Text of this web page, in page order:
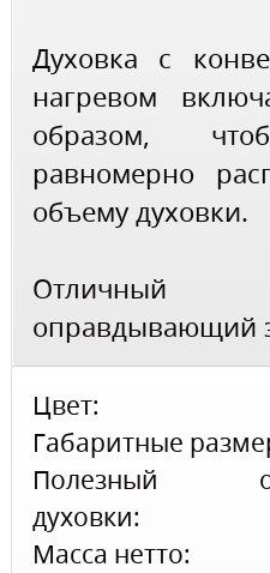
Духовка с
нагревом
образом,
равномерно
объему духовки.
Отличный
оправдывающий
Цвет:
Габаритные
Полезный
духовки:
Масса нетто: